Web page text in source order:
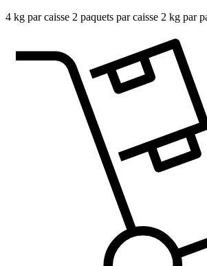
4 kg par caisse 2 paquets par caisse 2 kg par